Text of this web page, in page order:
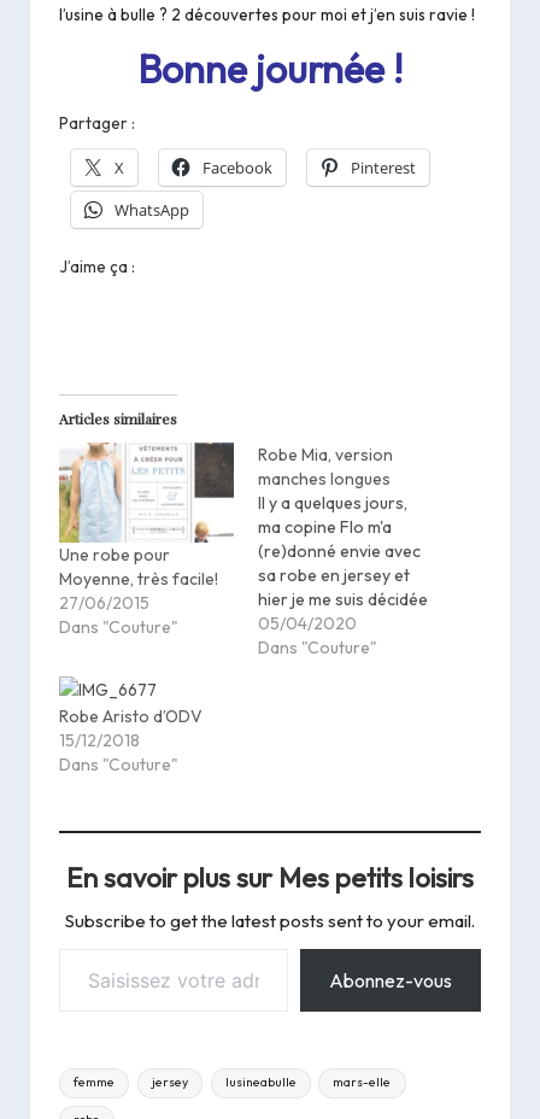
l’usine à bulle ? 2 découvertes pour moi et j’en suis ravie !
Bonne journée !
Partager :
X Facebook
Pinterest
WhatsApp
J’aime ça :
Articles similaires
Une robe pour
Moyenne, très facile!
27/06/2015
Dans "Couture"
Robe Mia, version
manches longues
Il y a quelques jours,
ma copine Flo m'a
(re)donné envie avec
sa robe en jersey et
hier je me suis décidée
à choisir un patron et
aller voir dans mon
05/04/2020
Dans "Couture"
Robe Aristo d’ODV
15/12/2018
Dans "Couture"
En savoir plus sur Mes petits loisirs
Subscribe to get the latest posts sent to your email.
Abonnez-vous
Tags:
femme jersey lusineabulle mars-elle